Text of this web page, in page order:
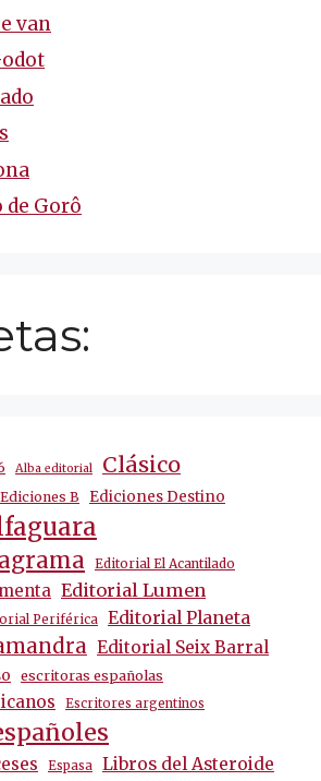
van
de Gorô
Alba editorial Clásico
Ediciones B Ediciones Destino
Editorial El Acantilado
Editorial Lumen
Periférica Editorial Planeta
Editorial Seix Barral
escritoras españolas
Escritores argentinos
Espasa Libros del Asteroide